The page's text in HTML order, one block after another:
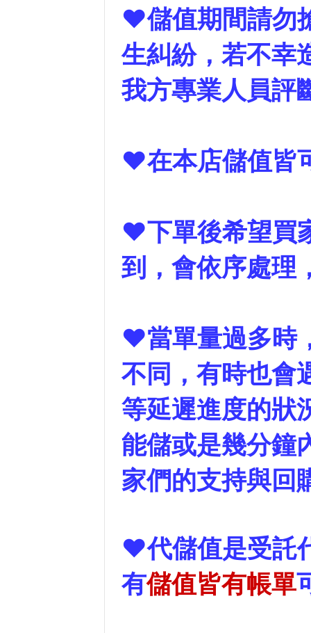
❤儲值期間請勿
生糾紛，若不幸
我方專業人員評
❤在本店儲值皆
❤下單後希望買
到，會依序處理
❤當單量過多時
不同，有時也會
等延遲進度的狀
能儲或是幾分鐘
家們的支持與回
❤代儲值是受託
有儲值皆有帳單